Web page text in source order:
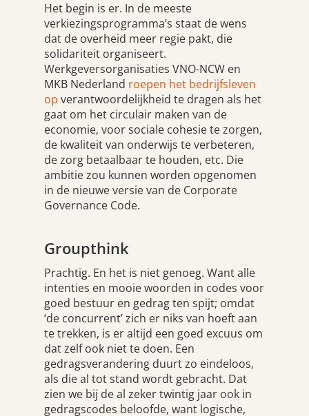
Het begin is er. In de meeste
verkiezingsprogramma’s staat de wens
dat de overheid meer regie pakt, die
solidariteit organiseert.
Werkgeversorganisaties VNO-NCW en
MKB Nederland roepen het bedrijfsleven
op verantwoordelijkheid te dragen als het
gaat om het circulair maken van de
economie, voor sociale cohesie te zorgen,
de kwaliteit van onderwijs te verbeteren,
de zorg betaalbaar te houden, etc. Die
ambitie zou kunnen worden opgenomen
in de nieuwe versie van de Corporate
Governance Code.
Groupthink
Prachtig. En het is niet genoeg. Want alle
intenties en mooie woorden in codes voor
goed bestuur en gedrag ten spijt; omdat
‘de concurrent’ zich er niks van hoeft aan
te trekken, is er altijd een goed excuus om
dat zelf ook niet te doen. Een
gedragsverandering duurt zo eindeloos,
als die al tot stand wordt gebracht. Dat
zien we bij de al zeker twintig jaar ook in
gedragscodes beloofde, want logische,